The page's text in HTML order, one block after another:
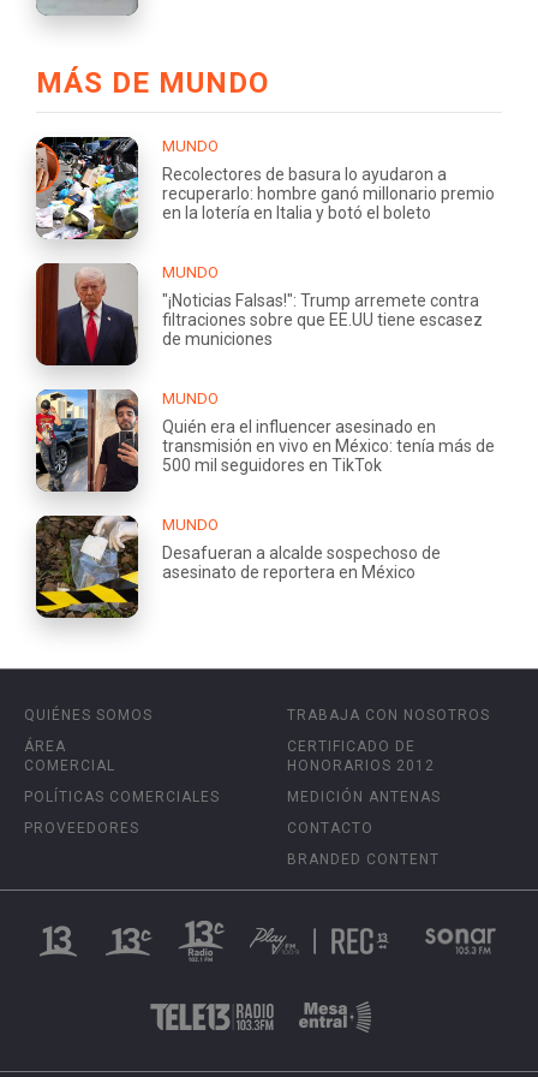
MÁS DE MUNDO
MUNDO
Recolectores de basura lo ayudaron a
recuperarlo: hombre ganó millonario premio
en la lotería en Italia y botó el boleto
MUNDO
"¡Noticias Falsas!": Trump arremete contra
filtraciones sobre que EE.UU tiene escasez
de municiones
MUNDO
Quién era el influencer asesinado en
transmisión en vivo en México: tenía más de
500 mil seguidores en TikTok
MUNDO
Desafueran a alcalde sospechoso de
asesinato de reportera en México
QUIÉNES SOMOS
ÁREA
COMERCIAL
POLÍTICAS COMERCIALES
PROVEEDORES
TRABAJA CON NOSOTROS
CERTIFICADO DE
HONORARIOS 2012
MEDICIÓN ANTENAS
CONTACTO
BRANDED CONTENT